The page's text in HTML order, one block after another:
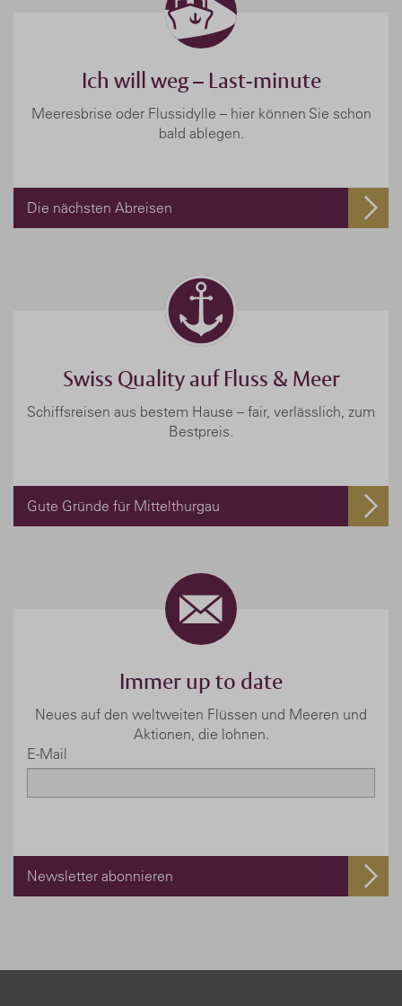
Ich will weg – Last-minute
Meeresbrise oder Flussidylle – hier können Sie schon
bald ablegen.
Die nächsten Abreisen
Swiss Quality auf Fluss & Meer
Schiffsreisen aus bestem Hause – fair, verlässlich, zum
Bestpreis.
Gute Gründe für Mittelthurgau
Immer up to date
Neues auf den weltweiten Flüssen und Meeren und
Aktionen, die lohnen.
E-Mail
Newsletter abonnieren